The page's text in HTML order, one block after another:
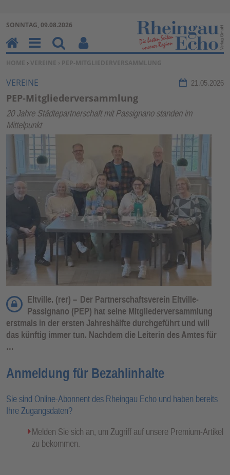
Zum Inhalt springen ↓
SONNTAG, 09.08.2026
SIE BEFINDEN SICH HIER:
HOME › VEREINE › PEP-MITGLIEDERVERSAMMLUNG
VEREINE 21.05.2026
PEP-Mitgliederversammlung
20 Jahre Städtepartnerschaft mit Passignano standen im
Mittelpunkt
Eltville. (rer) – Der Partnerschaftsverein Eltville-
Passignano (PEP) hat seine Mitgliederversammlung
erstmals in der ersten Jahreshälfte durchgeführt und will
das künftig immer tun. Nachdem die Leiterin des Amtes für
…
Anmeldung für Bezahlinhalte
Sie sind Online-Abonnent des Rheingau Echo und haben bereits
Ihre Zugangsdaten?
Melden Sie sich an, um Zugriff auf unsere Premium-Artikel
zu bekommen.
H
o
m
e
M
en
u
Su
ch
Be
nu
erf
un
kti
on
en